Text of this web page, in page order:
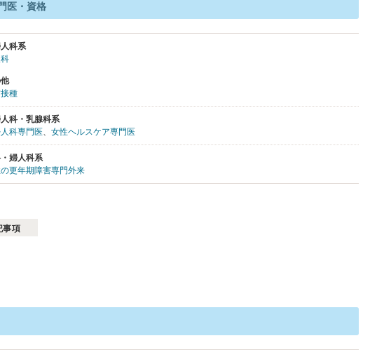
医・資格
科系
種
科・乳腺科系
科専門医、 女性ヘルスケア専門医
婦人科系
更年期障害専門外来
事項